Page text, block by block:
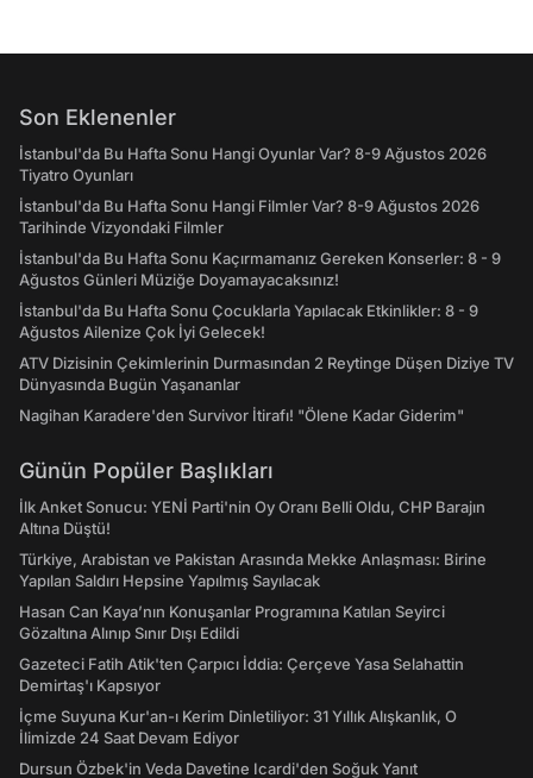
Son Eklenenler
İstanbul'da Bu Hafta Sonu Hangi Oyunlar Var? 8-9 Ağustos 2026
Tiyatro Oyunları
İstanbul'da Bu Hafta Sonu Hangi Filmler Var? 8-9 Ağustos 2026
Tarihinde Vizyondaki Filmler
İstanbul'da Bu Hafta Sonu Kaçırmamanız Gereken Konserler: 8 - 9
Ağustos Günleri Müziğe Doyamayacaksınız!
İstanbul'da Bu Hafta Sonu Çocuklarla Yapılacak Etkinlikler: 8 - 9
Ağustos Ailenize Çok İyi Gelecek!
ATV Dizisinin Çekimlerinin Durmasından 2 Reytinge Düşen Diziye TV
Dünyasında Bugün Yaşananlar
Nagihan Karadere'den Survivor İtirafı! "Ölene Kadar Giderim"
Günün Popüler Başlıkları
İlk Anket Sonucu: YENİ Parti'nin Oy Oranı Belli Oldu, CHP Barajın
Altına Düştü!
Türkiye, Arabistan ve Pakistan Arasında Mekke Anlaşması: Birine
Yapılan Saldırı Hepsine Yapılmış Sayılacak
Hasan Can Kaya’nın Konuşanlar Programına Katılan Seyirci
Gözaltına Alınıp Sınır Dışı Edildi
Gazeteci Fatih Atik'ten Çarpıcı İddia: Çerçeve Yasa Selahattin
Demirtaş'ı Kapsıyor
İçme Suyuna Kur'an-ı Kerim Dinletiliyor: 31 Yıllık Alışkanlık, O
İlimizde 24 Saat Devam Ediyor
Dursun Özbek'in Veda Davetine Icardi'den Soğuk Yanıt